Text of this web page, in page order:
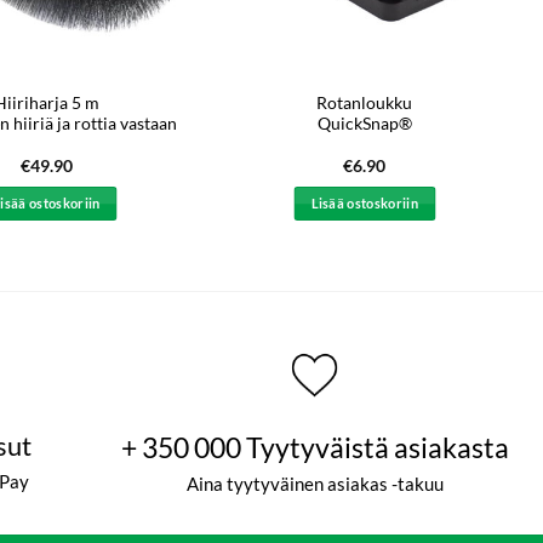
5 m
hiiriä ja rottia vastaan
€49.90
ostoskoriin
Rotanloukku
QuickSnap®
€6.90
Lisää ostoskoriin
+ 350 000 Tyytyväistä asiakasta
Aina tyytyväinen asiakas -takuu